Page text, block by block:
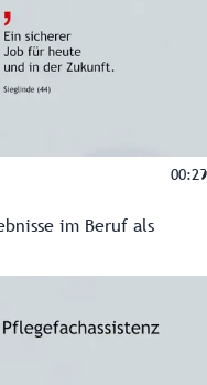
00:29
im Beruf als